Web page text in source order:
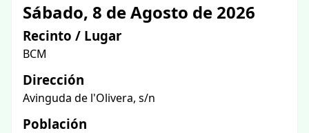
Sábado, 8 de Agosto de 2026
Recinto / Lugar
BCM
Dirección
Avinguda de l'Olivera, s/n
Población